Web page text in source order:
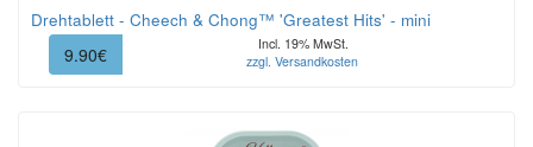
Drehtablett - Cheech & Chong™ 'Greatest Hits' - mini
9.90€
Incl. 19% MwSt.
zzgl. Versandkosten